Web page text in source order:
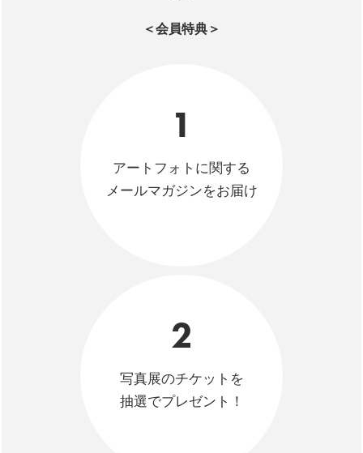
＜会員特典＞
1
アートフォトに関する
メールマガジンをお届け
2
写真展のチケットを
抽選でプレゼント！